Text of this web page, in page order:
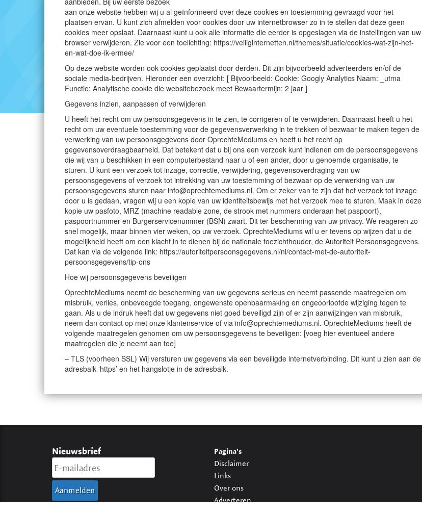
aan onze website hebben wij u al geïnformeerd over deze cookies en toestemming gevraagd voor het
plaatsen ervan. U kunt zich afmelden voor cookies door uw internetbrowser zo in te stellen dat deze geen
cookies meer opslaat. Daarnaast kunt u ook alle informatie die eerder is opgeslagen via de instellingen van uw
browser verwijderen. Zie voor een toelichting: https://veiliginternetten.nl/themes/situatie/cookies-wat-zijn-het-
en-wat-doe-ik-ermee/
Op deze website worden ook cookies geplaatst door derden. Dit zijn bijvoorbeeld adverteerders en/of de
sociale media-bedrijven. Hieronder een overzicht: [ Bijvoorbeeld: Cookie: Googly Analytics Naam: _utma
Functie: Analytische cookie die websitebezoek meet Bewaartermijn: 2 jaar ]
Gegevens inzien, aanpassen of verwijderen
U heeft het recht om uw persoonsgegevens in te zien, te corrigeren of te verwijderen. Daarnaast heeft u het
recht om uw eventuele toestemming voor de gegevensverwerking in te trekken of bezwaar te maken tegen de
verwerking van uw persoonsgegevens door OprechteMediums en heeft u het recht op
gegevensoverdraagbaarheid. Dat betekent dat u bij ons een verzoek kunt indienen om de persoonsgegevens
die wij van u beschikken in een computerbestand naar u of een ander, door u genoemde organisatie, te
sturen. U kunt een verzoek tot inzage, correctie, verwijdering, gegevensoverdraging van uw
persoonsgegevens of verzoek tot intrekking van uw toestemming of bezwaar op de verwerking van uw
persoonsgegevens sturen naar info@oprechtemediums.nl. Om er zeker van te zijn dat het verzoek tot inzage
door u is gedaan, vragen wij u een kopie van uw identiteitsbewijs met het verzoek mee te sturen. Maak in deze
kopie uw pasfoto, MRZ (machine readable zone, de strook met nummers onderaan het paspoort),
paspoortnummer en Burgerservicenummer (BSN) zwart. Dit ter bescherming van uw privacy. We reageren zo
snel mogelijk, maar binnen vier weken, op uw verzoek. OprechteMediums wil u er tevens op wijzen dat u de
mogelijkheid heeft om een klacht in te dienen bij de nationale toezichthouder, de Autoriteit Persoonsgegevens.
Dat kan via de volgende link: https://autoriteitpersoonsgegevens.nl/nl/contact-met-de-autoriteit-
persoonsgegevens/tip-ons
Hoe wij persoonsgegevens beveiligen
OprechteMediums neemt de bescherming van uw gegevens serieus en neemt passende maatregelen om
misbruik, verlies, onbevoegde toegang, ongewenste openbaarmaking en ongeoorloofde wijziging tegen te
gaan. Als u de indruk heeft dat uw gegevens niet goed beveiligd zijn of er zijn aanwijzingen van misbruik,
neem dan contact op met onze klantenservice of via info@oprechtemediums.nl. OprechteMediums heeft de
volgende maatregelen genomen om uw persoonsgegevens te beveiligen: [voeg hier eventueel andere
maatregelen die je neemt aan toe]
– TLS (voorheen SSL) Wij versturen uw gegevens via een beveiligde internetverbinding. Dit kunt u zien aan de
adresbalk ‘https’ en het hangslotje in de adresbalk.
Nieuwsbrief
Pagina's
Disclaimer
Links
Over ons
Adverteren